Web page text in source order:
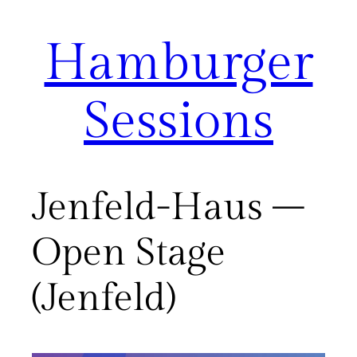
springenHamburger
Sessions
Jenfeld-Haus –
Open Stage
(Jenfeld)